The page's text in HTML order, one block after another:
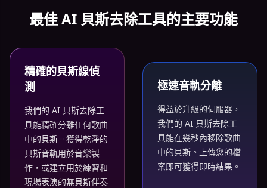
最佳 AI 貝斯去除工具的主要功能
精確的貝斯線偵
測
我們的 AI 貝斯去除工
具能精確分離任何歌曲
中的貝斯。獲得乾淨的
貝斯音軌用於音樂製
作，或建立用於練習和
現場表演的無貝斯伴奏
極速音軌分離
得益於升級的伺服器，
我們的 AI 貝斯去除工
具能在幾秒內移除歌曲
中的貝斯。上傳您的檔
案即可獲得即時結果。